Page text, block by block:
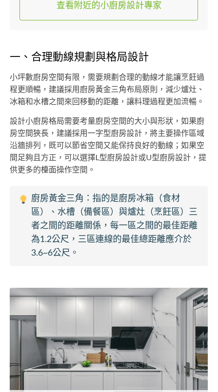
查看附近的小廚房設計專家
一、合理動線規劃與格局設計
小坪數廚房空間有限，需要規劃合理的動線才能讓烹飪過
程更順暢，建議採用廚房黃金三角布局原則，減少爐灶、
冰箱和水槽之間來回移動的距離，讓料理過程更加流暢。
設計小廚房格局需要考量廚房空間的大小與形狀，如果廚
房空間狹長，建議採用一字型廚房設計，將主要操作區域
沿牆排列，既可以節省空間又能保持良好的動線；如果空
間足夠且方正，可以選擇L型廚房設計或U型廚房設計，提
供更多的檯面操作空間。
廚房黃金三角：指的是廚房冰箱（食材
區）、水槽（備餐區）與爐灶（烹飪區）三
者之間的距離關係，每一區之間的最佳距離
為1.2公尺，三區連線的最佳總距離應介於
3.6~6公尺。